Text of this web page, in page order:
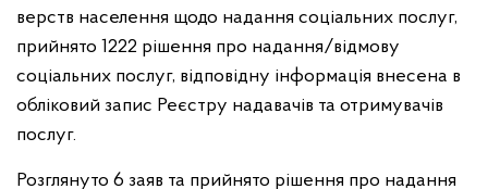
верств населення щодо надання соціальних послуг,
прийнято 1222 рішення про надання/відмову
соціальних послуг, відповідну інформація внесена в
обліковий запис Реєстру надавачів та отримувачів
послуг.
Розглянуто 6 заяв та прийнято рішення про надання